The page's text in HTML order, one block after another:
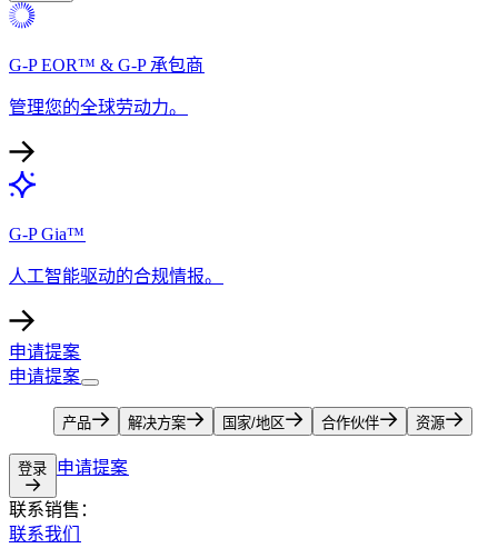
G-P EOR™ & G-P 承包商​​
管理您的全球劳动力。​​
G-P Gia™​​
人工智能驱动的合规情报。​​
申请提案​​
申请提案​​
产品​​ 解决方案​​ 国家/地区​​ 合作伙伴​​ 资源​​
登录​​ 申请提案​​
联系销售：​​
联系我们​​